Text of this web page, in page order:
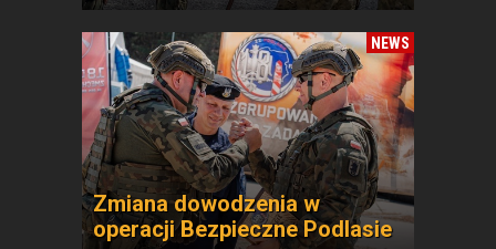
NEWS
Zmiana dowodzenia w
operacji Bezpieczne Podlasie